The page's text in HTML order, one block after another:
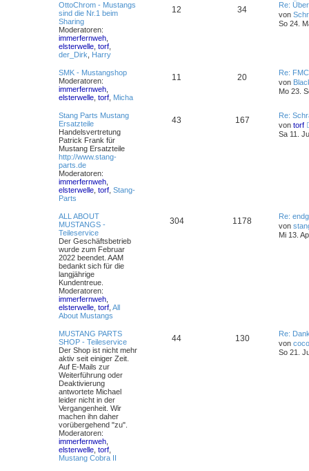
OttoChrom - Mustangs
sind die Nr.1 beim
Sharing
Moderatoren:
immerfernweh
elsterwelle torf
der_Dirk
Harry
12 34
Re:
von
So 24.
SMK - Mustangshop
Moderatoren:
immerfernweh
elsterwelle torf Micha
11 20
Re:
von
Mo 23.
Stang Parts Mustang
Ersatzteile
Handelsvertretung
Patrick Frank für
Mustang Ersatzteile
http://www.stang-
parts.de
Moderatoren:
immerfernweh
elsterwelle torf Stang-
Parts
43 167
Re:
von torf
Sa 11.
ALL ABOUT
MUSTANGS -
Teileservice
Der Geschäftsbetrieb
wurde zum Februar
2022 beendet. AAM
bedankt sich für die
langjährige
Kundentreue.
Moderatoren:
immerfernweh
elsterwelle torf All
About Mustangs
304 1178
Re:
von
Mi 13.
MUSTANG PARTS
SHOP - Teileservice
Der Shop ist nicht mehr
aktiv seit einiger Zeit.
Auf E-Mails zur
Weiterführung oder
Deaktivierung
antwortete Michael
leider nicht in der
Vergangenheit. Wir
machen ihn daher
vorübergehend "zu".
Moderatoren:
immerfernweh
elsterwelle torf
Mustang Cobra II
44 130
Re:
von coco
So 21.